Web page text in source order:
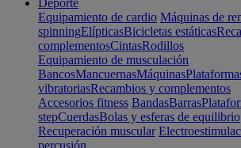
Deporte
Equipamiento de cardio Máquinas de
spinningElípticasBicicletas estáticas
complementosCintasRodillos
Equipamiento de musculación
BancosMancuernasMáquinas
vibratoriasRecambios y complementos
Accesorios fitness BandasBarras
stepCuerdasBolas y esferas de equilibrio
Recuperación muscular
percusión